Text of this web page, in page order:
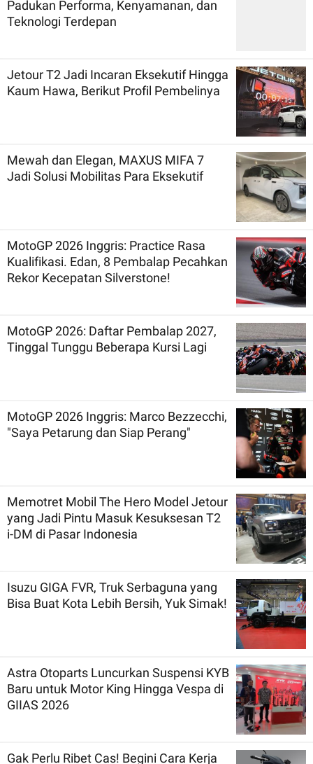
Padukan Performa, Kenyamanan, dan
Teknologi Terdepan
Jetour T2 Jadi Incaran Eksekutif Hingga
Kaum Hawa, Berikut Profil Pembelinya
Mewah dan Elegan, MAXUS MIFA 7
Jadi Solusi Mobilitas Para Eksekutif
MotoGP 2026 Inggris: Practice Rasa
Kualifikasi. Edan, 8 Pembalap Pecahkan
Rekor Kecepatan Silverstone!
MotoGP 2026: Daftar Pembalap 2027,
Tinggal Tunggu Beberapa Kursi Lagi
MotoGP 2026 Inggris: Marco Bezzecchi,
"Saya Petarung dan Siap Perang"
Memotret Mobil The Hero Model Jetour
yang Jadi Pintu Masuk Kesuksesan T2
i-DM di Pasar Indonesia
Isuzu GIGA FVR, Truk Serbaguna yang
Bisa Buat Kota Lebih Bersih, Yuk Simak!
Astra Otoparts Luncurkan Suspensi KYB
Baru untuk Motor King Hingga Vespa di
GIIAS 2026
Gak Perlu Ribet Cas! Begini Cara Kerja